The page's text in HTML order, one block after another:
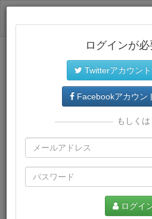
プレミアム会員では、教材がダウ
再生環境が提供されます。
ログインが
Twitterアカウン
Facebookアカウン
もしくは
ログイ